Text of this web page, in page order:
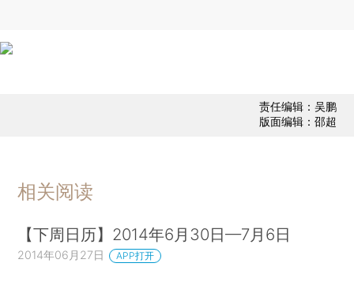
责任编辑：吴鹏
版面编辑：邵超
相关阅读
【下周日历】2014年6月30日—7月6日
2014年06月27日 APP打开